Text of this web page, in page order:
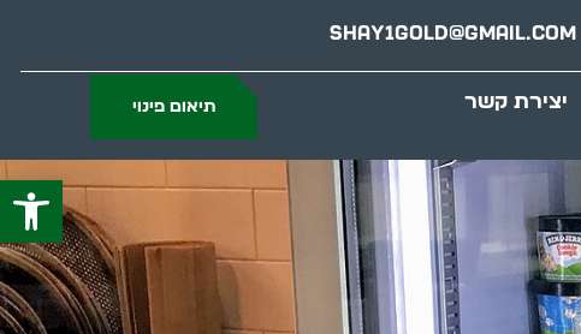
פתח
Shay1gold@gmail.com
יצירת קשר תיאום פינוי